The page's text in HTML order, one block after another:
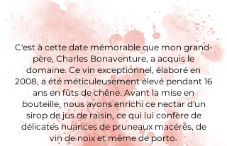
C'est à cette date mémorable que mon grand-
père, Charles Bonaventure, a acquis le
domaine. Ce vin exceptionnel, élaboré en
2008, a été méticuleusement élevé pendant 16
ans en fûts de chêne. Avant la mise en
bouteille, nous avons enrichi ce nectar d'un
sirop de jus de raisin, ce qui lui confère de
délicates nuances de pruneaux macérés, de
vin de noix et même de porto.